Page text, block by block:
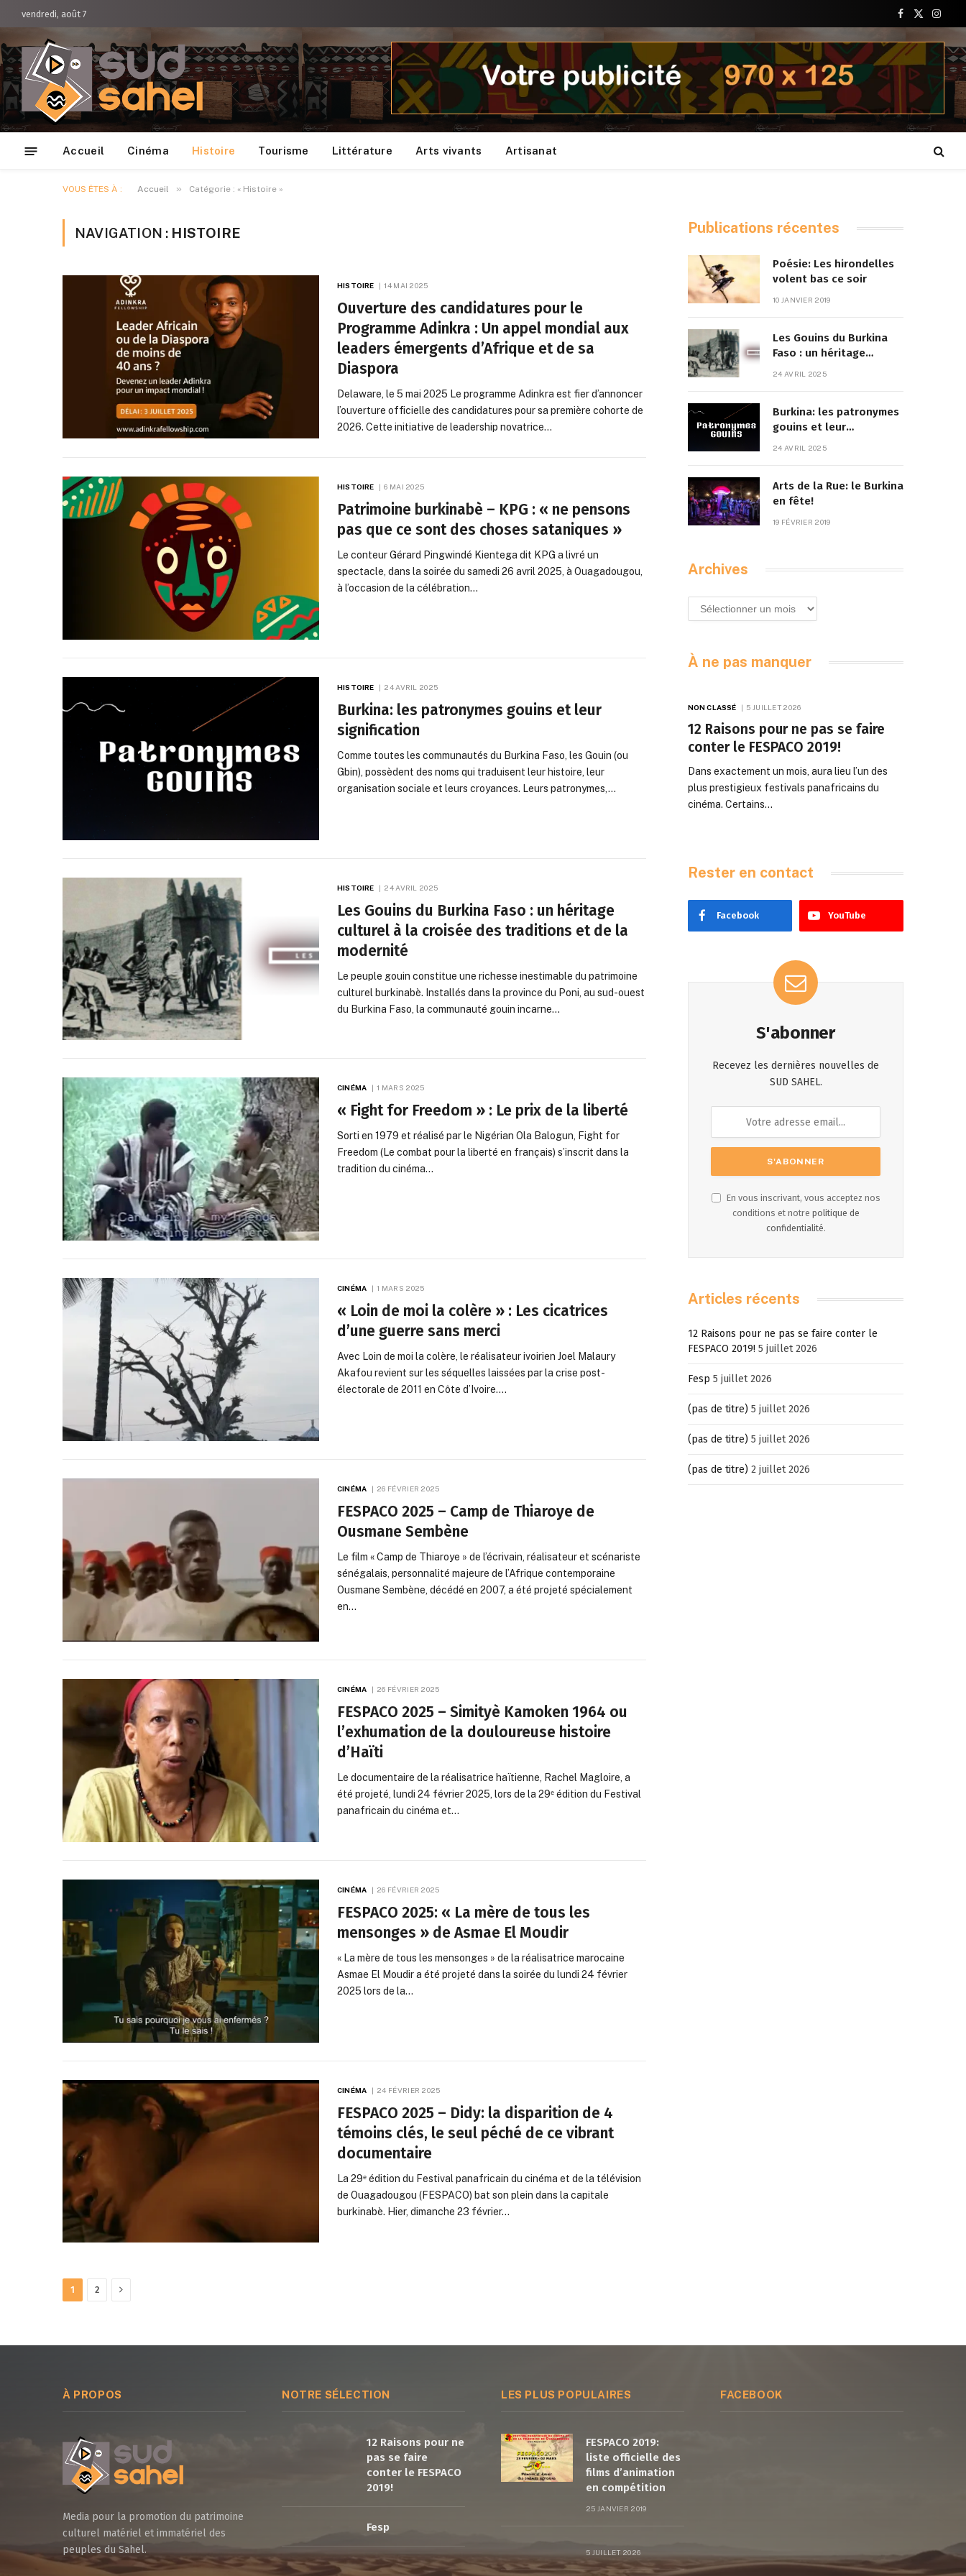
vendredi, août 7
Facebook
X
Accueil Cinéma Histoire Tourisme Littérature Arts vivants Artisanat
VOUS ÊTES À : Accueil » Catégorie : « Histoire »
NAVIGATION : HISTOIRE
HISTOIRE 14 MAI 2025
Ouverture des candidatures pour le
Programme Adinkra : Un appel mondial aux
leaders émergents d’Afrique et de sa
Diaspora
Delaware, le 5 mai 2025 Le programme Adinkra est fier d’annoncer
l’ouverture officielle des candidatures pour sa première cohorte de
2026. Cette initiative de leadership novatrice…
HISTOIRE 6 MAI 2025
Patrimoine burkinabè – KPG : « ne pensons
pas que ce sont des choses sataniques »
Le conteur Gérard Pingwindé Kientega dit KPG a livré un
spectacle, dans la soirée du samedi 26 avril 2025, à Ouagadougou,
à l’occasion de la célébration…
HISTOIRE 24 AVRIL 2025
Burkina: les patronymes gouins et leur
signification
Comme toutes les communautés du Burkina Faso, les Gouin (ou
Gbin), possèdent des noms qui traduisent leur histoire, leur
organisation sociale et leurs croyances. Leurs patronymes,…
HISTOIRE 24 AVRIL 2025
Les Gouins du Burkina Faso : un héritage
culturel à la croisée des traditions et de la
modernité
Le peuple gouin constitue une richesse inestimable du patrimoine
culturel burkinabè. Installés dans la province du Poni, au sud-ouest
du Burkina Faso, la communauté gouin incarne…
CINÉMA 1 MARS 2025
« Fight for Freedom » : Le prix de la liberté
Sorti en 1979 et réalisé par le Nigérian Ola Balogun, Fight for
Freedom (Le combat pour la liberté en français) s’inscrit dans la
tradition du cinéma…
CINÉMA 1 MARS 2025
« Loin de moi la colère » : Les cicatrices
d’une guerre sans merci
Avec Loin de moi la colère, le réalisateur ivoirien Joel Malaury
Akafou revient sur les séquelles laissées par la crise post-
électorale de 2011 en Côte d’Ivoire.…
CINÉMA 26 FÉVRIER 2025
FESPACO 2025 – Camp de Thiaroye de
Ousmane Sembène
Le film « Camp de Thiaroye » de l’écrivain, réalisateur et scénariste
sénégalais, personnalité majeure de l’Afrique contemporaine
Ousmane Sembène, décédé en 2007, a été projeté spécialement
en…
CINÉMA 26 FÉVRIER 2025
FESPACO 2025 – Simityè Kamoken 1964 ou
l’exhumation de la douloureuse histoire
d’Haïti
Le documentaire de la réalisatrice haïtienne, Rachel Magloire, a
été projeté, lundi 24 février 2025, lors de la 29ᵉ édition du Festival
panafricain du cinéma et…
CINÉMA 26 FÉVRIER 2025
FESPACO 2025: « La mère de tous les
mensonges » de Asmae El Moudir
« La mère de tous les mensonges » de la réalisatrice marocaine
Asmae El Moudir a été projeté dans la soirée du lundi 24 février
2025 lors de la…
CINÉMA 24 FÉVRIER 2025
FESPACO 2025 – Didy: la disparition de 4
témoins clés, le seul péché de ce vibrant
documentaire
La 29ᵉ édition du Festival panafricain du cinéma et de la télévision
de Ouagadougou (FESPACO) bat son plein dans la capitale
burkinabè. Hier, dimanche 23 février…
1 2 Next
Publications récentes
Poésie: Les hirondelles
volent bas ce soir
10 JANVIER 2019
Les Gouins du Burkina
Faso : un héritage
24 AVRIL 2025
Burkina: les patronymes
gouins et leur
24 AVRIL 2025
Arts de la Rue: le Burkina
en fête!
19 FÉVRIER 2019
Archives
Archives
À ne pas manquer
NON CLASSÉ 5 JUILLET 2026
12 Raisons pour ne pas se faire
conter le FESPACO 2019!
Dans exactement un mois, aura lieu l’un des
plus prestigieux festivals panafricains du
cinéma. Certains…
Rester en contact
Facebook YouTube
S'abonner
Recevez les dernières nouvelles de
SUD SAHEL.
En vous inscrivant, vous acceptez nos
conditions et notre politique de
confidentialité.
Articles récents
12 Raisons pour ne pas se faire conter le
FESPACO 2019! 5 juillet 2026
Fesp 5 juillet 2026
(pas de titre) 5 juillet 2026
(pas de titre) 5 juillet 2026
(pas de titre) 2 juillet 2026
À PROPOS
Media pour la promotion du patrimoine
culturel matériel et immatériel des
peuples du Sahel.
NOTRE SÉLECTION
12 Raisons pour ne
pas se faire
conter le FESPACO
2019!
Fesp
LES PLUS POPULAIRES
FESPACO 2019:
liste officielle des
films d’animation
en compétition
25 JANVIER 2019
5 JUILLET 2026
FACEBOOK